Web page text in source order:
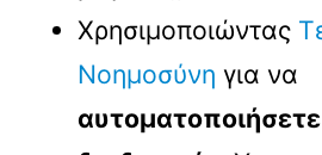
Χρησιμοποιώντας
Νοημοσύνη για να